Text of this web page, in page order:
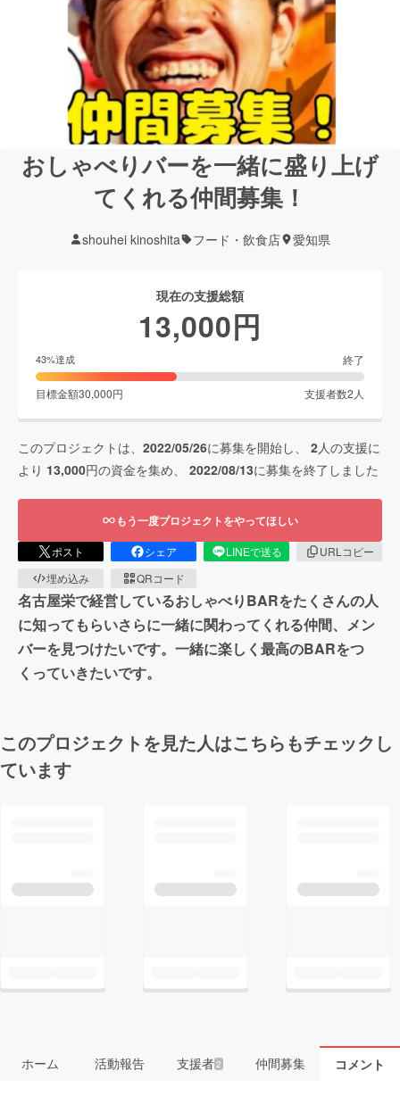
おしゃべりバーを一緒に盛り上げ
てくれる仲間募集！
shouhei kinoshita フード・飲食店 愛知県
現在の支援総額
13,000円
43%達成 終了
目標金額30,000円 支援者数2 人
このプロジェクトは、 2022/05/26に募集を開始し、 2人の支援に
より 13,000円の資金を集め、 2022/08/13に募集を終了しました
もう一度プロジェクトをやってほしい
ポスト シェア LINEで送る
URLコピー
埋め込み
QRコード
名古屋栄で経営しているおしゃべりBARをたくさんの人
に知ってもらいさらに一緒に関わってくれる仲間、メン
バーを見つけたいです。一緒に楽しく最高のBARをつ
くっていきたいです。
このプロジェクトを見た人はこちらもチェックし
ています
ホーム 活動報告 支援者 2 仲間募集 コメント